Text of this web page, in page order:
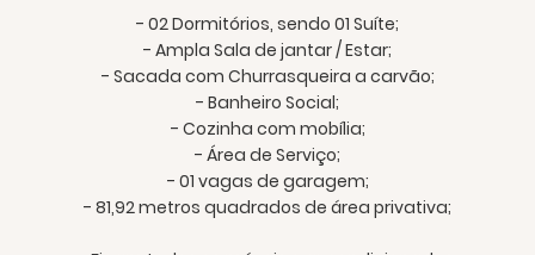
- 02 Dormitórios, sendo 01 Suíte;
- Ampla Sala de jantar / Estar;
- Sacada com Churrasqueira a carvão;
- Banheiro Social;
- Cozinha com mobília;
- Área de Serviço;
- 01 vagas de garagem;
- 81,92 metros quadrados de área privativa;